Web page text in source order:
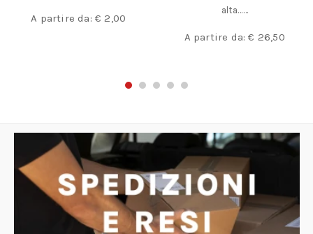
A partire da:€ 2,00
alta……
A partire da:€ 26,50